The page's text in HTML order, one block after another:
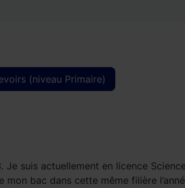
(niveau Primaire)
Je suis actuellement en licence
mon bac dans cette même filière